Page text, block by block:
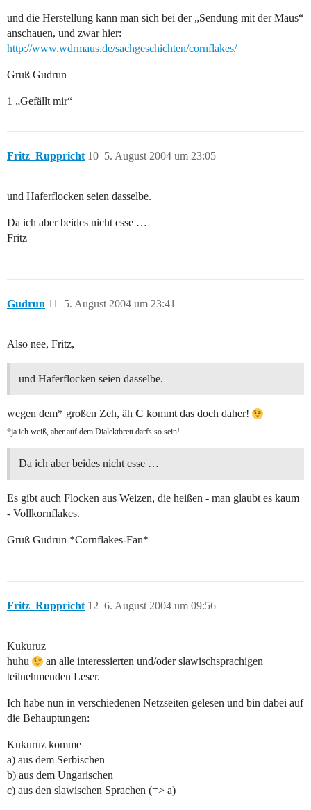
und die Herstellung kann man sich bei der „Sendung mit der Maus“
anschauen, und zwar hier:
http://www.wdrmaus.de/sachgeschichten/cornflakes/
Gruß Gudrun
1 „Gefällt mir“
Fritz_Ruppricht 5. August 2004 um 23:05
10
und Haferflocken seien dasselbe.
Da ich aber beides nicht esse …
Fritz
Gudrun 5. August 2004 um 23:41
11
Also nee, Fritz,
und Haferflocken seien dasselbe.
wegen dem* großen Zeh, äh C kommt das doch daher!
*ja ich weiß, aber auf dem Dialektbrett darfs so sein!
Da ich aber beides nicht esse …
Es gibt auch Flocken aus Weizen, die heißen - man glaubt es kaum
- Vollkornflakes.
Gruß Gudrun *Cornflakes-Fan*
Fritz_Ruppricht 6. August 2004 um 09:56
12
Kukuruz
huhu
an alle interessierten und/oder slawischsprachigen
teilnehmenden Leser.
Ich habe nun in verschiedenen Netzseiten gelesen und bin dabei auf
die Behauptungen:
Kukuruz komme
a) aus dem Serbischen
b) aus dem Ungarischen
c) aus den slawischen Sprachen (=> a)